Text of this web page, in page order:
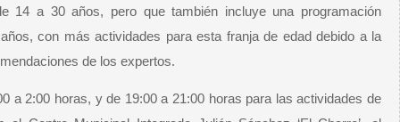
14 a 30 años, pero que también incluye una programación
con más actividades para esta franja de edad debido a la
de los expertos.
a 2:00 horas, y de 19:00 a 21:00 horas para las actividades de